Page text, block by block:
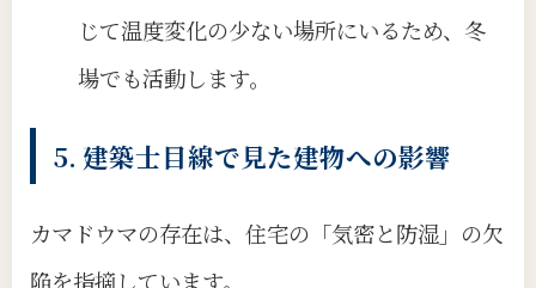
じて温度変化の少ない場所にいるため、冬
場でも活動します。
5. 建築士目線で見た建物への影響
カマドウマの存在は、住宅の「気密と防湿」の欠
陥を指摘しています。